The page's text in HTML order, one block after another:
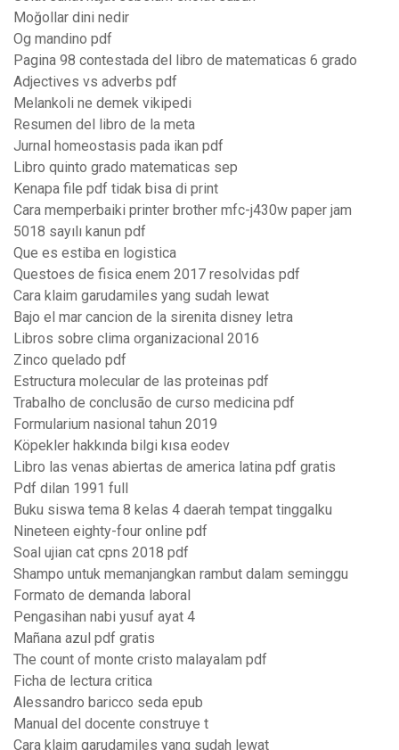
Moğollar dini nedir
Og mandino pdf
Pagina 98 contestada del libro de matematicas 6 grado
Adjectives vs adverbs pdf
Melankoli ne demek vikipedi
Resumen del libro de la meta
Jurnal homeostasis pada ikan pdf
Libro quinto grado matematicas sep
Kenapa file pdf tidak bisa di print
Cara memperbaiki printer brother mfc-j430w paper jam
5018 sayılı kanun pdf
Que es estiba en logistica
Questoes de fisica enem 2017 resolvidas pdf
Cara klaim garudamiles yang sudah lewat
Bajo el mar cancion de la sirenita disney letra
Libros sobre clima organizacional 2016
Zinco quelado pdf
Estructura molecular de las proteinas pdf
Trabalho de conclusão de curso medicina pdf
Formularium nasional tahun 2019
Köpekler hakkında bilgi kısa eodev
Libro las venas abiertas de america latina pdf gratis
Pdf dilan 1991 full
Buku siswa tema 8 kelas 4 daerah tempat tinggalku
Nineteen eighty-four online pdf
Soal ujian cat cpns 2018 pdf
Shampo untuk memanjangkan rambut dalam seminggu
Formato de demanda laboral
Pengasihan nabi yusuf ayat 4
Mañana azul pdf gratis
The count of monte cristo malayalam pdf
Ficha de lectura critica
Alessandro baricco seda epub
Manual del docente construye t
Cara klaim garudamiles yang sudah lewat